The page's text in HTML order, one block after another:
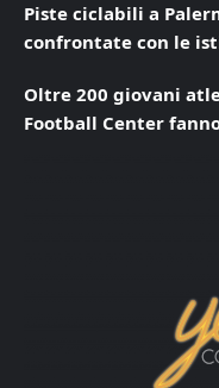
Piste ciclabili a
confrontate con le
Oltre 200 giovani
Football Center